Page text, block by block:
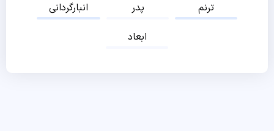
انبارگردانی
پدر
ترنم
ابعاد